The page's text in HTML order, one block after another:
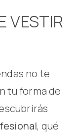
VESTIR
no te
tu forma de
, qué